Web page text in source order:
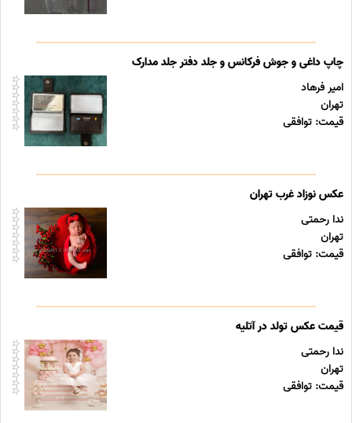
چاپ داغی و جوش فرکانس و جلد دفتر جلد مدارک
امیر فرهاد
تهران
قیمت: توافقی
عکس نوزاد غرب تهران
ندا رحمتی
تهران
قیمت: توافقی
قیمت عکس تولد در آتلیه
ندا رحمتی
تهران
قیمت: توافقی